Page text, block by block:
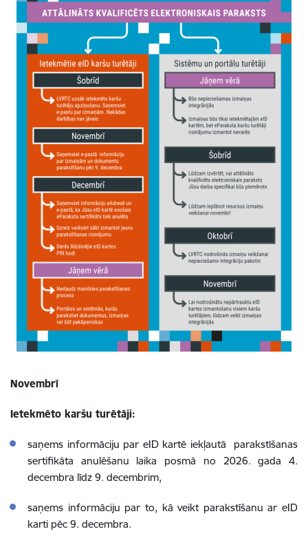
Novembrī
Ietekmēto karšu turētāji:
saņems informāciju par eID kartē iekļautā parakstīšanas
sertifikāta anulēšanu laika posmā no 2026. gada 4.
decembra līdz 9. decembrim,
saņems informāciju par to, kā veikt parakstīšanu ar eID
karti pēc 9. decembra.